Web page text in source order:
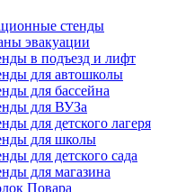
стенды
эвакуации
в подъезд и лифт
для автошколы
для бассейна
для ВУЗа
для детского лагеря
для школы
для детского сада
для магазина
Повара